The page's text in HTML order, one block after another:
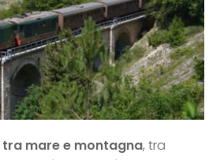
mare e montagna, tra